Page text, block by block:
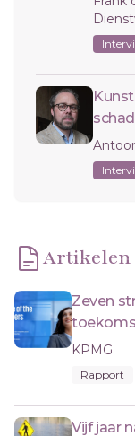
Artikelen
Zeven
KPMG
Rapport
Vijf jaar